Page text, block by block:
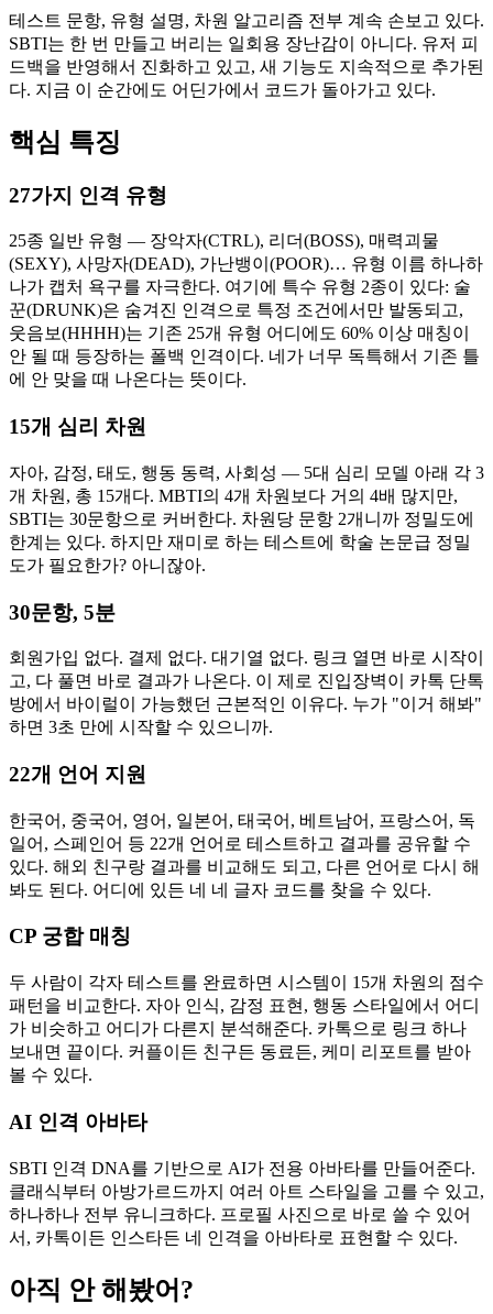
테스트 문항, 유형 설명, 차원 알고리즘 전부 계속 손보고 있다.
SBTI는 한 번 만들고 버리는 일회용 장난감이 아니다. 유저 피
드백을 반영해서 진화하고 있고, 새 기능도 지속적으로 추가된
다. 지금 이 순간에도 어딘가에서 코드가 돌아가고 있다.
핵심 특징
27가지 인격 유형
25종 일반 유형 — 장악자(CTRL), 리더(BOSS), 매력괴물
(SEXY), 사망자(DEAD), 가난뱅이(POOR)… 유형 이름 하나하
나가 캡처 욕구를 자극한다. 여기에 특수 유형 2종이 있다: 술
꾼(DRUNK)은 숨겨진 인격으로 특정 조건에서만 발동되고,
웃음보(HHHH)는 기존 25개 유형 어디에도 60% 이상 매칭이
안 될 때 등장하는 폴백 인격이다. 네가 너무 독특해서 기존 틀
에 안 맞을 때 나온다는 뜻이다.
15개 심리 차원
자아, 감정, 태도, 행동 동력, 사회성 — 5대 심리 모델 아래 각 3
개 차원, 총 15개다. MBTI의 4개 차원보다 거의 4배 많지만,
SBTI는 30문항으로 커버한다. 차원당 문항 2개니까 정밀도에
한계는 있다. 하지만 재미로 하는 테스트에 학술 논문급 정밀
도가 필요한가? 아니잖아.
30문항, 5분
회원가입 없다. 결제 없다. 대기열 없다. 링크 열면 바로 시작이
고, 다 풀면 바로 결과가 나온다. 이 제로 진입장벽이 카톡 단톡
방에서 바이럴이 가능했던 근본적인 이유다. 누가 "이거 해봐"
하면 3초 만에 시작할 수 있으니까.
22개 언어 지원
한국어, 중국어, 영어, 일본어, 태국어, 베트남어, 프랑스어, 독
일어, 스페인어 등 22개 언어로 테스트하고 결과를 공유할 수
있다. 해외 친구랑 결과를 비교해도 되고, 다른 언어로 다시 해
봐도 된다. 어디에 있든 네 네 글자 코드를 찾을 수 있다.
CP 궁합 매칭
두 사람이 각자 테스트를 완료하면 시스템이 15개 차원의 점수
패턴을 비교한다. 자아 인식, 감정 표현, 행동 스타일에서 어디
가 비슷하고 어디가 다른지 분석해준다. 카톡으로 링크 하나
보내면 끝이다. 커플이든 친구든 동료든, 케미 리포트를 받아
볼 수 있다.
AI 인격 아바타
SBTI 인격 DNA를 기반으로 AI가 전용 아바타를 만들어준다.
클래식부터 아방가르드까지 여러 아트 스타일을 고를 수 있고,
하나하나 전부 유니크하다. 프로필 사진으로 바로 쓸 수 있어
서, 카톡이든 인스타든 네 인격을 아바타로 표현할 수 있다.
아직 안 해봤어?